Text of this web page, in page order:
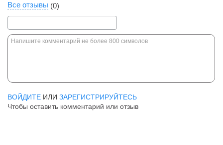
Все отзывы (0)
ВОЙДИТЕ ИЛИ ЗАРЕГИСТРИРУЙТЕСЬ
Чтобы оставить комментарий или отзыв